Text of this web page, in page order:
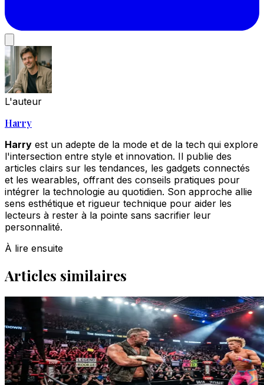
L'auteur
Harry
Harry est un adepte de la mode et de la tech qui explore
l'intersection entre style et innovation. Il publie des
articles clairs sur les tendances, les gadgets connectés
et les wearables, offrant des conseils pratiques pour
intégrer la technologie au quotidien. Son approche allie
sens esthétique et rigueur technique pour aider les
lecteurs à rester à la pointe sans sacrifier leur
personnalité.
À lire ensuite
Articles similaires